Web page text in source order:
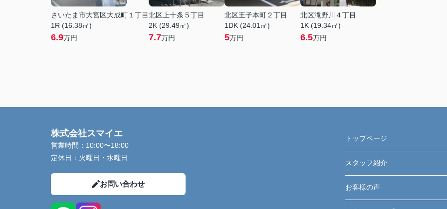
さいたま市大宮区大成町１丁目
1R (16.38㎡)
6.9万円
北区上十条５丁目
2K (29.49㎡)
7.7万円
北区王子本町２丁目
1DK (24.01㎡)
5万円
北区滝野川４丁目
1K (19.34㎡)
6.5万円
株式会社スマイエ
営業時間： 10:00〜18:00
定休日： 火曜日・水曜日
お問い合わせ
トップページ
スタッフ紹介
お客様の声